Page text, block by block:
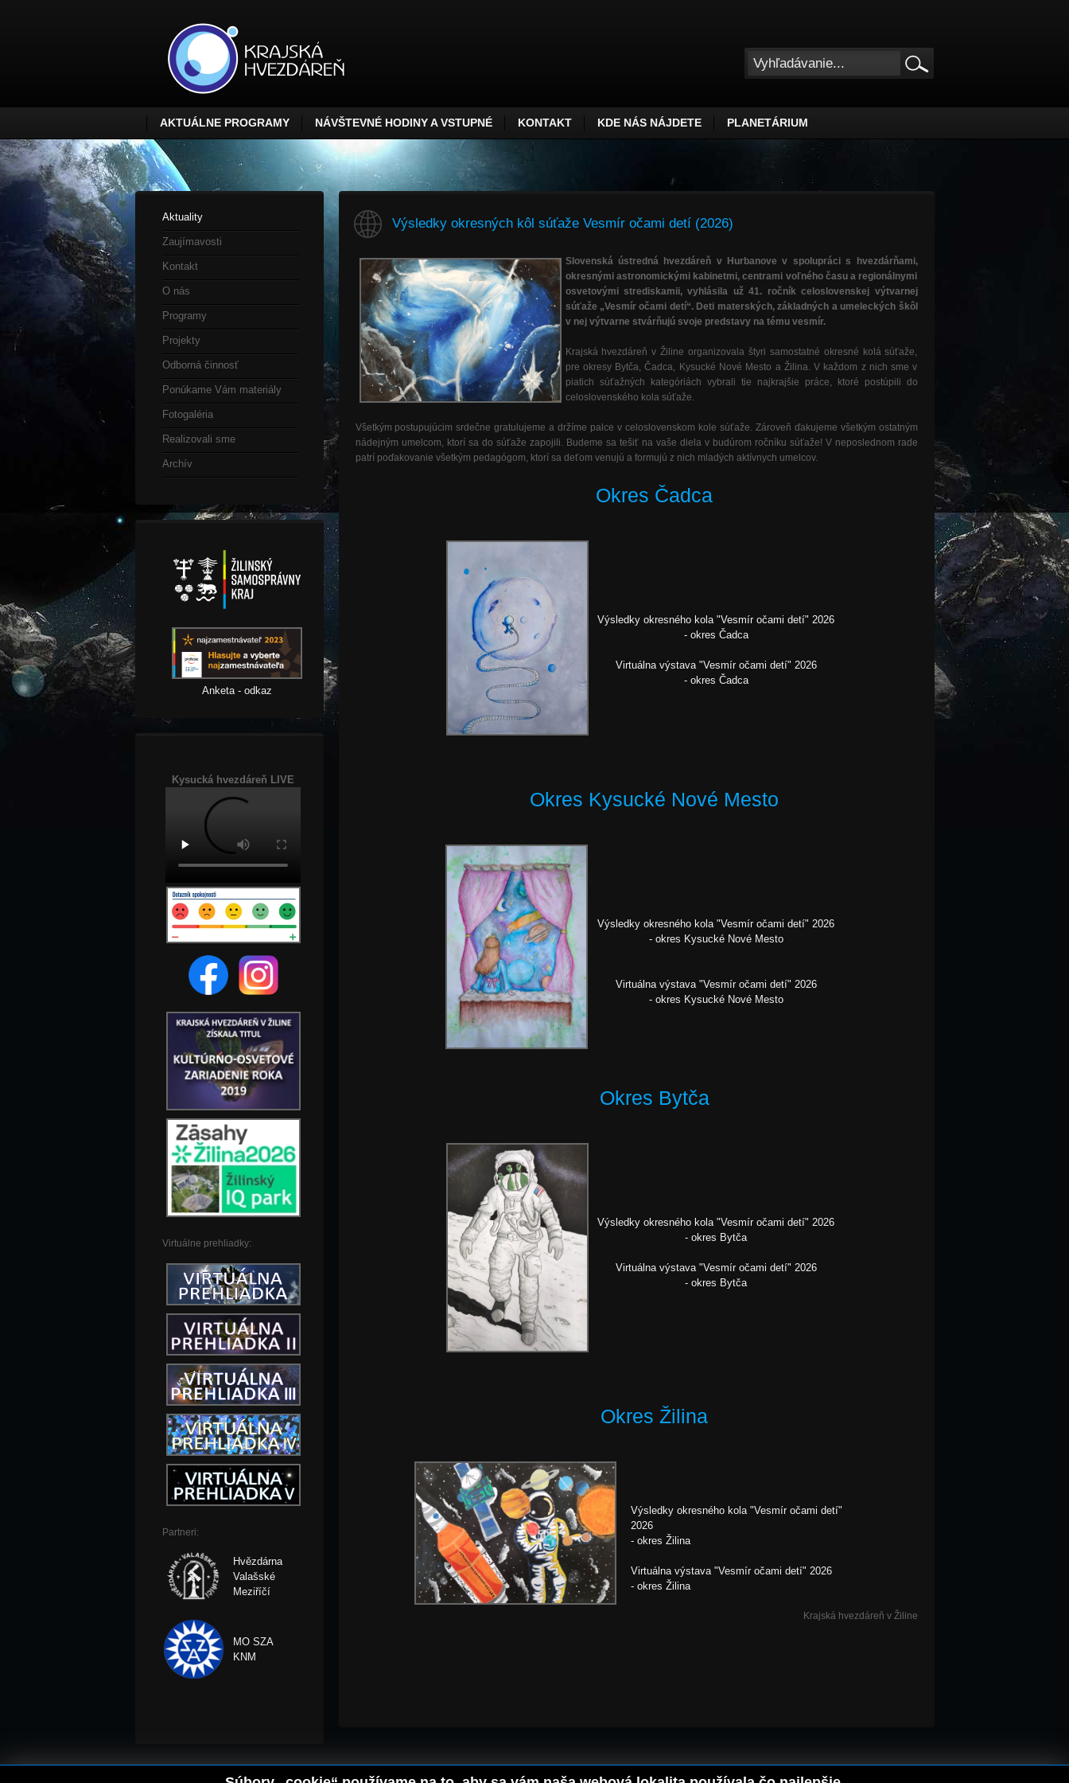
AKTUÁLNE PROGRAMY NÁVŠTEVNÉ HODINY A VSTUPNÉ KONTAKT KDE NÁS NÁJDETE PLANETÁRIUM
Aktuality
Zaujímavosti
Kontakt
O nás
Programy
Projekty
Odborná činnosť
Ponúkame Vám materiály
Fotogaléria
Realizovali sme
Archív
Anketa - odkaz
Kysucká hvezdáreň LIVE
Virtuálne prehliadky:
Partneri:
Hvězdárna
Valašské
Meziříčí
MO SZA
KNM
Výsledky okresných kôl súťaže Vesmír očami detí (2026)
Slovenská ústredná hvezdáreň v Hurbanove v spolupráci s hvezdárňami,
okresnými astronomickými kabinetmi, centrami voľného času a regionálnymi
osvetovými strediskamii, vyhlásila už 41. ročník celoslovenskej výtvarnej
súťaže „Vesmír očami detí“. Deti materských, základných a umeleckých škôl
v nej výtvarne stvárňujú svoje predstavy na tému vesmír.
Krajská hvezdáreň v Žiline organizovala štyri samostatné okresné kolá súťaže,
pre okresy Bytča, Čadca, Kysucké Nové Mesto a Žilina. V každom z nich sme v
piatich súťažných kategóriách vybrali tie najkrajšie práce, ktoré postúpili do
celoslovenského kola súťaže.
Všetkým postupujúcim srdečne gratulujeme a držíme palce v celoslovenskom kole súťaže. Zároveň ďakujeme všetkým ostatným
nádejným umelcom, ktorí sa do súťaže zapojili. Budeme sa tešiť na vaše diela v budúrom ročníku súťaže! V neposlednom rade
patrí poďakovanie všetkým pedagógom, ktorí sa deťom venujú a formujú z nich mladých aktívnych umelcov.
Okres Čadca
Výsledky okresného kola "Vesmír očami detí" 2026
- okres Čadca
Virtuálna výstava "Vesmír očami detí" 2026
- okres Čadca
Okres Kysucké Nové Mesto
Výsledky okresného kola "Vesmír očami detí" 2026
- okres Kysucké Nové Mesto
Virtuálna výstava "Vesmír očami detí" 2026
- okres Kysucké Nové Mesto
Okres Bytča
Výsledky okresného kola "Vesmír očami detí" 2026
- okres Bytča
Virtuálna výstava "Vesmír očami detí" 2026
- okres Bytča
Okres Žilina
Výsledky okresného kola "Vesmír očami detí"
2026
- okres Žilina
Virtuálna výstava "Vesmír očami detí" 2026
- okres Žilina
Krajská hvezdáreň v Žiline